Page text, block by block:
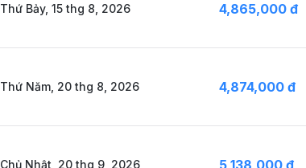
Thứ Bảy, 15 thg 8, 2026 4,865,000 đ
Thứ Năm, 20 thg 8, 2026 4,874,000 đ
Chủ Nhật, 20 thg 9, 2026 5,138,000 đ